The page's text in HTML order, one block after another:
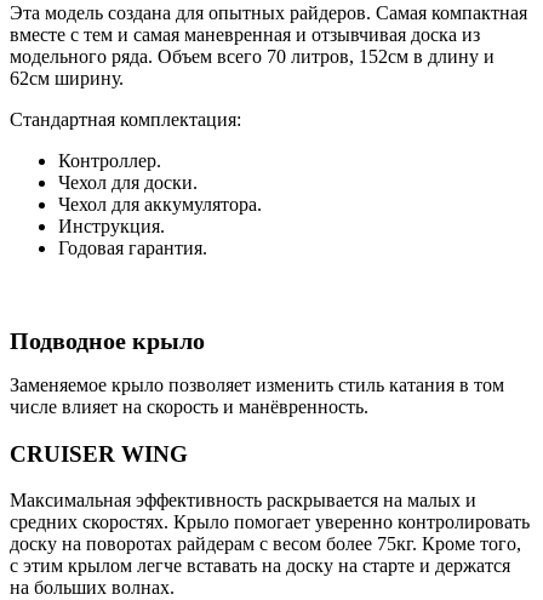
Эта модель создана для опытных райдеров. Самая компактная
вместе с тем и самая маневренная и отзывчивая доска из
модельного ряда. Объем всего 70 литров, 152см в длину и
62см ширину.
Стандартная комплектация:
Контроллер.
Чехол для доски.
Чехол для аккумулятора.
Инструкция.
Годовая гарантия.
Подводное крыло
Заменяемое крыло позволяет изменить стиль катания в том
числе влияет на скорость и манёвренность.
CRUISER WING
Максимальная эффективность раскрывается на малых и
средних скоростях. Крыло помогает уверенно контролировать
доску на поворотах райдерам с весом более 75кг. Кроме того,
с этим крылом легче вставать на доску на старте и держатся
на больших волнах.